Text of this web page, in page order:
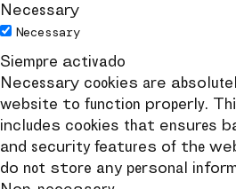
Necessary
Necessary
Siempre activado
Necessary cookies are
website to function properly.
includes cookies that ensures
and security features of the
do not store any personal